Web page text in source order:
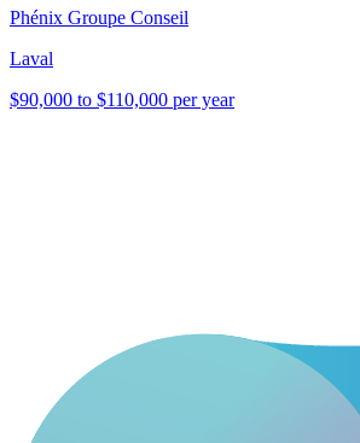
Phénix Groupe Conseil
Laval
$90,000 to $110,000 per year